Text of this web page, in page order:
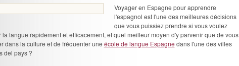
Voyager en Espagne pour apprendre
l'espagnol est l'une des meilleures décisions
que vous puissiez prendre si vous voulez
la langue rapidement et efficacement, et quel meilleur moyen d'y parvenir que de vous
dans la culture et de fréquenter une école de langue Espagne dans l'une des villes
del pays ?